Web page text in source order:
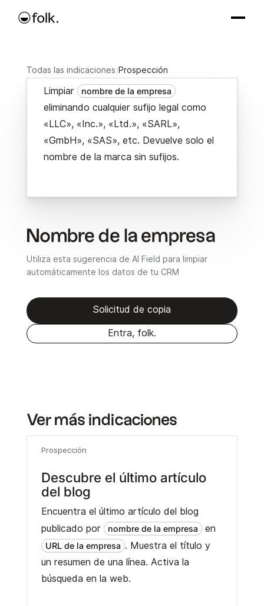
Todas las indicaciones/Prospección
Limpiar nombre de la empresa
eliminando cualquier sufijo legal como
«LLC», «Inc.», «Ltd.», «SARL»,
«GmbH», «SAS», etc. Devuelve solo el
nombre de la marca sin sufijos.
Nombre de la empresa
Utiliza esta sugerencia de AI Field para limpiar
automáticamente los datos de tu CRM
Solicitud de copia
Entra, folk.
Ver más indicaciones
Prospección
Descubre el último artículo
del blog
Encuentra el último artículo del blog
publicado por
nombre de la empresa en
URL de la empresa . Muestra el título y
un resumen de una línea. Activa la
búsqueda en la web.